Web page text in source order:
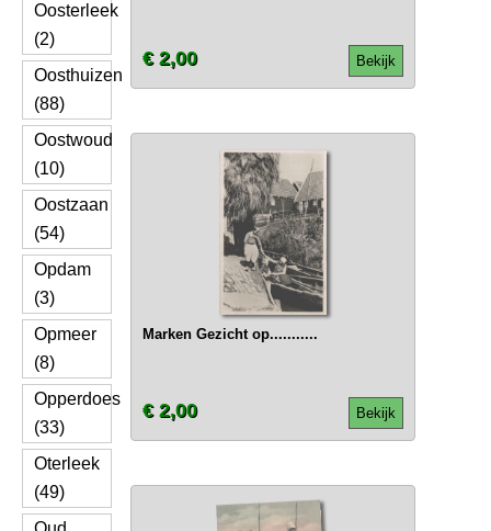
Oosterleek
(2)
Oosthuizen
(88)
Oostwoud
(10)
Oostzaan
(54)
Opdam
(3)
Opmeer
(8)
Opperdoes
(33)
Oterleek
(49)
Bekijk
€ 2,00
Marken Gezicht op...........
Bekijk
€ 2,00